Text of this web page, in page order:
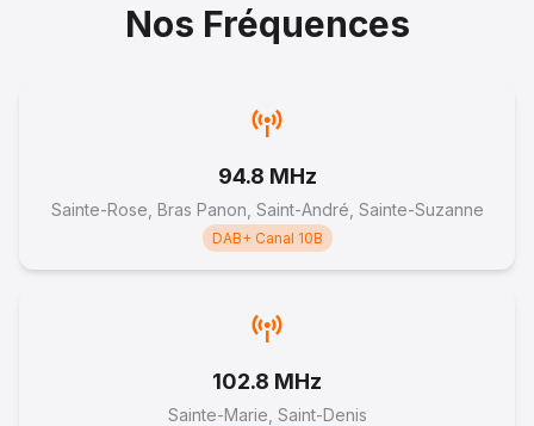
Nos Fréquences
94.8 MHz
Sainte-Rose, Bras Panon, Saint-André, Sainte-Suzanne
DAB+ Canal 10B
102.8 MHz
Sainte-Marie, Saint-Denis